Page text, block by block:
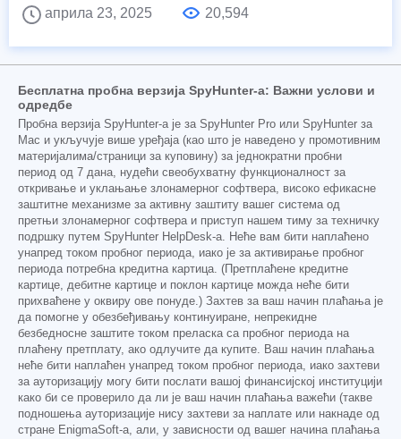
априла 23, 2025
20,594
Бесплатна пробна верзија SpyHunter-а: Важни услови и
одредбе
Пробна верзија SpyHunter-а је за SpyHunter Pro или SpyHunter за
Mac и укључује више уређаја (као што је наведено у промотивним
материјалима/страници за куповину) за једнократни пробни
период од 7 дана, нудећи свеобухватну функционалност за
откривање и уклањање злонамерног софтвера, високо ефикасне
заштитне механизме за активну заштиту вашег система од
претњи злонамерног софтвера и приступ нашем тиму за техничку
подршку путем SpyHunter HelpDesk-а. Неће вам бити наплаћено
унапред током пробног периода, иако је за активирање пробног
периода потребна кредитна картица. (Претплаћене кредитне
картице, дебитне картице и поклон картице можда неће бити
прихваћене у оквиру ове понуде.) Захтев за ваш начин плаћања је
да помогне у обезбеђивању континуиране, непрекидне
безбедносне заштите током преласка са пробног периода на
плаћену претплату, ако одлучите да купите. Ваш начин плаћања
неће бити наплаћен унапред током пробног периода, иако захтеви
за ауторизацију могу бити послати вашој финансијској институцији
како би се проверило да ли је ваш начин плаћања важећи (такве
подношења ауторизације нису захтеви за наплате или накнаде од
стране EnigmaSoft-а, али, у зависности од вашег начина плаћања